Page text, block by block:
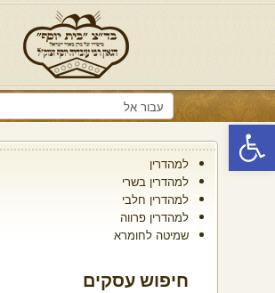
פתח סרגל נגישות
למהדרין
למהדרין בשרי
למהדרין חלבי
למהדרין פרווה
שמיטה לחומרא
חיפוש עסקים